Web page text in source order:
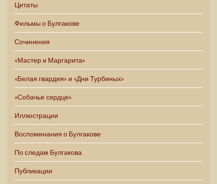
Цитаты
Фильмы о Булгакове
Сочинения
«Мастер и Маргарита»
«Белая гвардия» и «Дни Турбиных»
«Собачье сердце»
Иллюстрации
Воспоминания о Булгакове
По следам Булгакова
Публикации